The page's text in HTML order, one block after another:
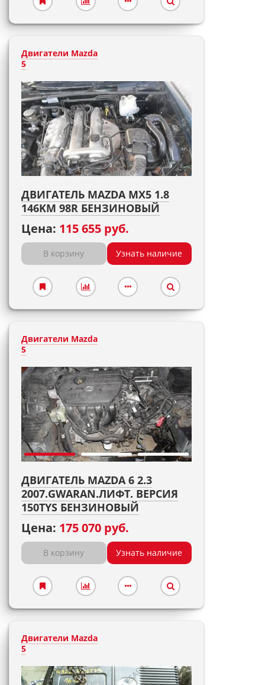
Двигатели Mazda
5
ДВИГАТЕЛЬ MAZDA MX5 1.8
146KM 98R БЕНЗИНОВЫЙ
Цена: 115 655 руб.
В корзину Узнать наличие
Двигатели Mazda
5
ДВИГАТЕЛЬ MAZDA 6 2.3
2007.GWARAN.ЛИФТ. ВЕРСИЯ
150TYS БЕНЗИНОВЫЙ
Цена: 175 070 руб.
В корзину Узнать наличие
Двигатели Mazda
5